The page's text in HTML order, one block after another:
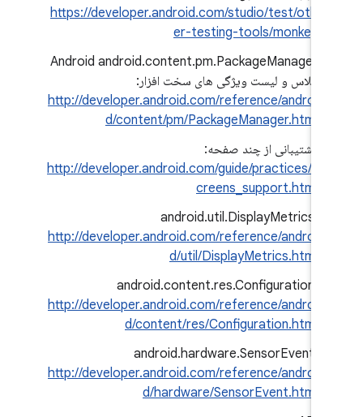
https://developer.android.com/studio/test/oth
er-testing-tools/monkey
Android android.content.pm.PackageManager
کلاس و لیست ویژگی های سخت افزار:
http://developer.android.com/reference/androi
d/content/pm/PackageManager.html
پشتیبانی از چند صفحه:
http://developer.android.com/guide/practices/s
creens_support.html
android.util.DisplayMetrics:
http://developer.android.com/reference/androi
d/util/DisplayMetrics.html
android.content.res.Configuration:
http://developer.android.com/reference/androi
d/content/res/Configuration.html
android.hardware.SensorEvent:
http://developer.android.com/reference/androi
d/hardware/SensorEvent.html